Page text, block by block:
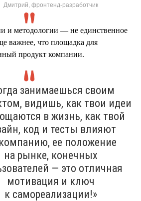
Дмитрий, фронтенд-разработчик
и методологии — не единственное
важнее, что площадка для
продукт компании.
занимаешься своим
видишь, как твои идеи
в жизнь, как твой
код и тесты влияют
ее положение
на рынке, конечных
— это отличная
мотивация и ключ
к самореализации!»